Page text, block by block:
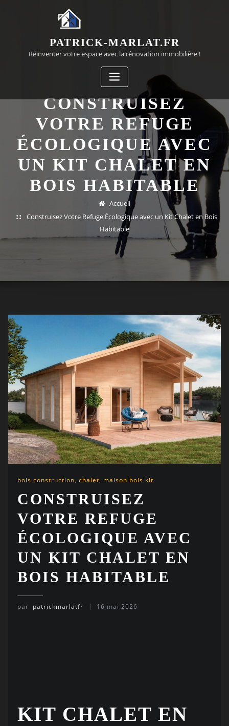
PATRICK-MARLAT.FR
Réinventer votre espace avec la rénovation immobilière !
CONSTRUISEZ
VOTRE REFUGE
ÉCOLOGIQUE AVEC
UN KIT CHALET EN
BOIS HABITABLE
Accueil
Construisez Votre Refuge Écologique avec un Kit Chalet en Bois
Habitable
bois construction, chalet, maison bois kit
CONSTRUISEZ
VOTRE REFUGE
ÉCOLOGIQUE AVEC
UN KIT CHALET EN
BOIS HABITABLE
par patrickmarlatfr 16 mai 2026
KIT CHALET EN